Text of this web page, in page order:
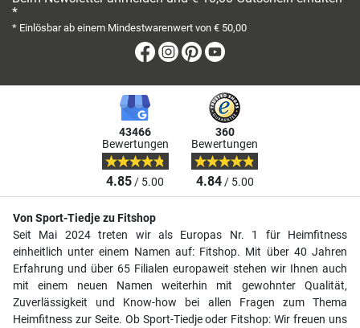
*
* Einlösbar ab einem Mindestwarenwert von € 50,00
Facebook
Instagram
Pinterest
43466
Bewertungen
4.85/ 5.00
360
Bewertungen
4.84/ 5.00
Von Sport-Tiedje zu Fitshop
Seit Mai 2024 treten wir als Europas Nr. 1 für Heimfitness
einheitlich unter einem Namen auf: Fitshop. Mit über 40 Jahren
Erfahrung und über 65 Filialen europaweit stehen wir Ihnen auch
mit einem neuen Namen weiterhin mit gewohnter Qualität,
Zuverlässigkeit und Know-how bei allen Fragen zum Thema
Heimfitness zur Seite. Ob Sport-Tiedje oder Fitshop: Wir freuen uns